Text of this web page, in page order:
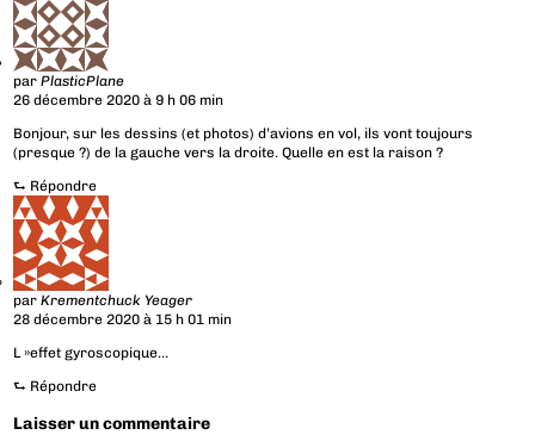
parPlasticPlane
26 décembre 2020 à 9 h 06 min
Bonjour, sur les dessins (et photos) d’avions en vol, ils vont toujours
(presque ?) de la gauche vers la droite. Quelle en est la raison ?
⮑ Répondre
parKrementchuck Yeager
28 décembre 2020 à 15 h 01 min
L »effet gyroscopique…
⮑ Répondre
Laisser un commentaire